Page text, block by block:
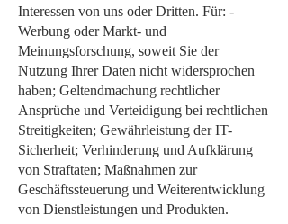
Interessen von uns oder Dritten. Für: -
Werbung oder Markt- und
Meinungsforschung, soweit Sie der
Nutzung Ihrer Daten nicht widersprochen
haben; Geltendmachung rechtlicher
Ansprüche und Verteidigung bei rechtlichen
Streitigkeiten; Gewährleistung der IT-
Sicherheit; Verhinderung und Aufklärung
von Straftaten; Maßnahmen zur
Geschäftssteuerung und Weiterentwicklung
von Dienstleistungen und Produkten.